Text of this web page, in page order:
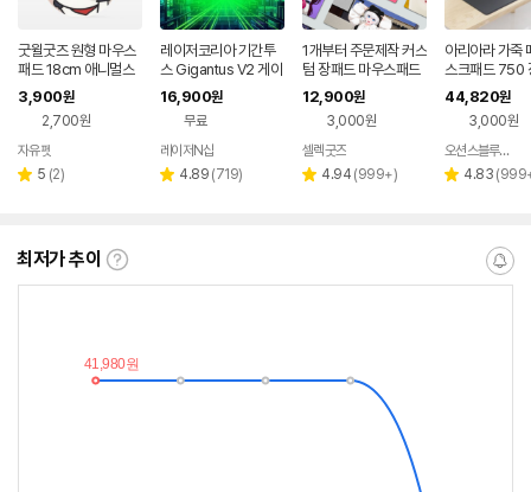
굿윌굿즈 원형 마우스
패드 18cm 애니멀스
타즈 코코
3,900원
2,700원
페이
자유펫
별 5 리
(2)
레이저코리아 기간투
스 Gigantus V2 게이
밍 마우스패드 블랙, M
16,900원
무료
페이
레이저N샵
별 4.89 리
(719)
1개부터 주문제작 커스
텀 장패드 마우스패드
12,900원
3,000원
페이
셀렉굿즈
별 4.94 리
(999+)
아리아라 가죽
스크패드 750
매트
44,820원
3,000원
오션스블루 오픈샵
별 4.83 리
(
최저가 추이
최
이
란?
알